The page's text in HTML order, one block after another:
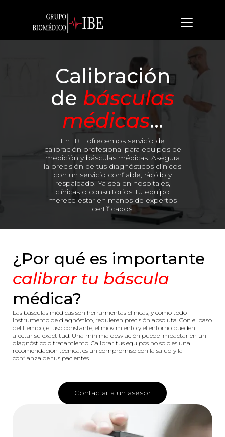
Calibración
de básculas
médicas...
En IBE ofrecemos servicio de
calibración profesional para equipos de
medición y básculas médicas. Asegura
la precisión de tus diagnósticos clínicos
con un servicio confiable, rápido y
respaldado. Ya sea en hospitales,
clínicas o consultorios, tu equipo
merece estar en manos de expertos
certificados.
¿Por qué es importante
calibrar tu báscula
médica?
Las básculas médicas son herramientas clínicas, y como todo
instrumento de diagnóstico, requieren precisión absoluta. Con el paso
del tiempo, el uso constante, el movimiento y el entorno pueden
afectar su exactitud. Una mínima desviación puede impactar en un
diagnóstico o tratamiento. Calibrar tus equipos no solo es una
recomendación técnica: es un compromiso con la salud y la
confianza de tus pacientes.
Contactar a un asesor